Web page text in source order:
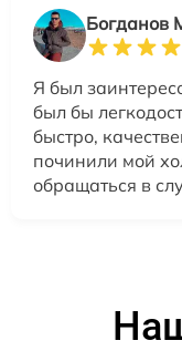
Богданов
Я был
был бы
быстро,
починили мой
обращаться в